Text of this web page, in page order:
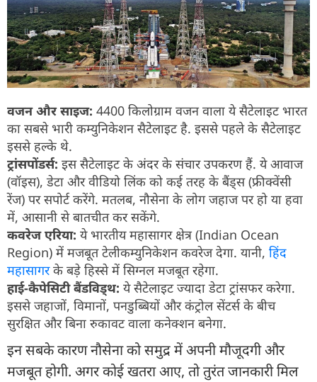
वजन और साइज: 4400 किलोग्राम वजन वाला ये सैटेलाइट भारत
का सबसे भारी कम्युनिकेशन सैटेलाइट है. इससे पहले के सैटेलाइट
इससे हल्के थे.
ट्रांसपोंडर्स: इस सैटेलाइट के अंदर के संचार उपकरण हैं. ये आवाज
(वॉइस), डेटा और वीडियो लिंक को कई तरह के बैंड्स (फ्रीक्वेंसी
रेंज) पर सपोर्ट करेंगे. मतलब, नौसेना के लोग जहाज पर हो या हवा
में, आसानी से बातचीत कर सकेंगे.
कवरेज एरिया: ये भारतीय महासागर क्षेत्र (Indian Ocean
Region) में मजबूत टेलीकम्युनिकेशन कवरेज देगा. यानी, हिंद
महासागरके बड़े हिस्से में सिग्नल मजबूत रहेगा.
हाई-कैपेसिटी बैंडविड्थ: ये सैटेलाइट ज्यादा डेटा ट्रांसफर करेगा.
इससे जहाजों, विमानों, पनडुब्बियों और कंट्रोल सेंटर्स के बीच
सुरक्षित और बिना रुकावट वाला कनेक्शन बनेगा.
इन सबके कारण नौसेना को समुद्र में अपनी मौजूदगी और
मजबूत होगी. अगर कोई खतरा आए, तो तुरंत जानकारी मिल